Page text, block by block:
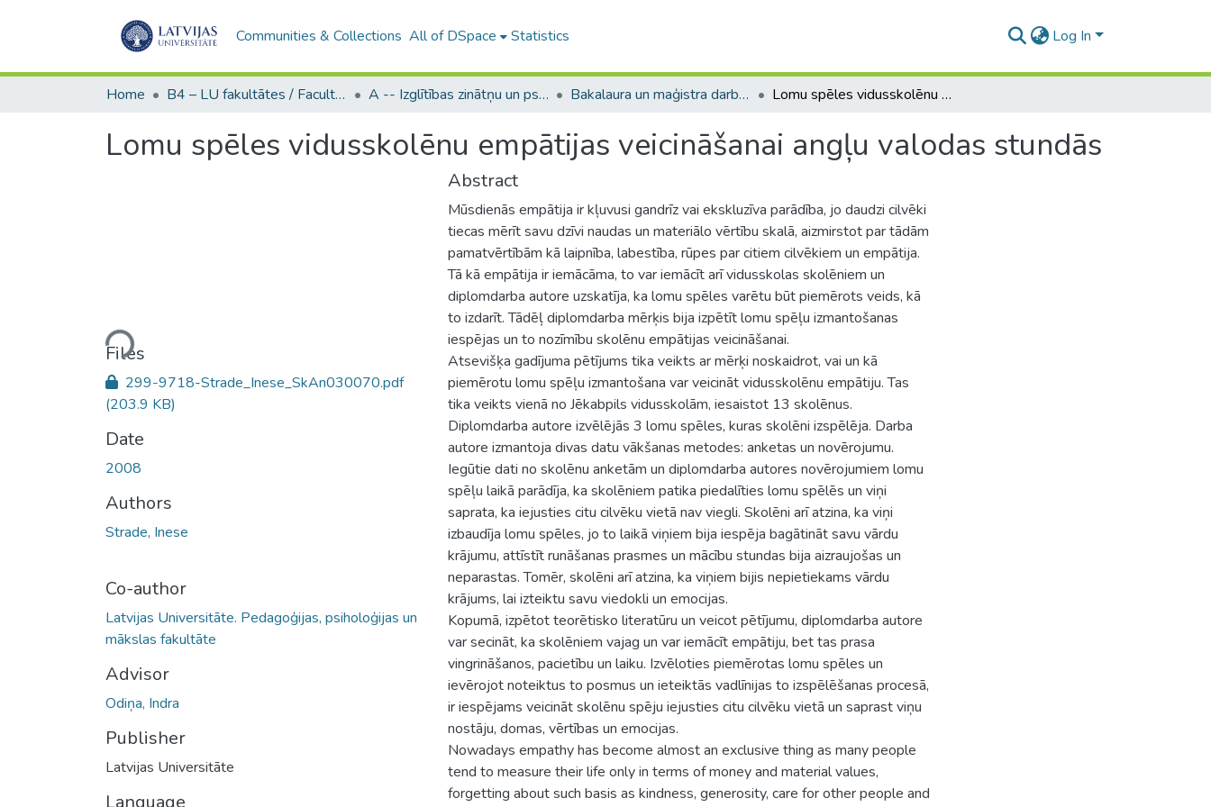
Communities & Collections All of DSpace Statistics Log In
Home B4 – LU fakultātes / Faculties of the UL A -- Izglītības zinātņu un psiholoģijas fakultāte / Faculty of Education Sciences and Psychology Bakalaura un maģistra darbi (PPMF) / Bachelor's and Master's theses Lomu spēles vidusskolēnu empātijas veicināšanai angļu valodas stundās
Lomu spēles vidusskolēnu empātijas veicināšanai angļu valodas stundās
Loading...
Files
299-9718-Strade_Inese_SkAn030070.pdf
(203.9 KB)
Date
2008
Authors
Strade, Inese
Co-author
Latvijas Universitāte. Pedagoģijas, psiholoģijas un
mākslas fakultāte
Advisor
Odiņa, Indra
Publisher
Latvijas Universitāte
Language
Abstract
Mūsdienās empātija ir kļuvusi gandrīz vai ekskluzīva parādība, jo daudzi cilvēki
tiecas mērīt savu dzīvi naudas un materiālo vērtību skalā, aizmirstot par tādām
pamatvērtībām kā laipnība, labestība, rūpes par citiem cilvēkiem un empātija.
Tā kā empātija ir iemācāma, to var iemācīt arī vidusskolas skolēniem un
diplomdarba autore uzskatīja, ka lomu spēles varētu būt piemērots veids, kā
to izdarīt. Tādēļ diplomdarba mērķis bija izpētīt lomu spēļu izmantošanas
iespējas un to nozīmību skolēnu empātijas veicināšanai.
Atsevišķa gadījuma pētījums tika veikts ar mērķi noskaidrot, vai un kā
piemērotu lomu spēļu izmantošana var veicināt vidusskolēnu empātiju. Tas
tika veikts vienā no Jēkabpils vidusskolām, iesaistot 13 skolēnus.
Diplomdarba autore izvēlējās 3 lomu spēles, kuras skolēni izspēlēja. Darba
autore izmantoja divas datu vākšanas metodes: anketas un novērojumu.
Iegūtie dati no skolēnu anketām un diplomdarba autores novērojumiem lomu
spēļu laikā parādīja, ka skolēniem patika piedalīties lomu spēlēs un viņi
saprata, ka iejusties citu cilvēku vietā nav viegli. Skolēni arī atzina, ka viņi
izbaudīja lomu spēles, jo to laikā viņiem bija iespēja bagātināt savu vārdu
krājumu, attīstīt runāšanas prasmes un mācību stundas bija aizraujošas un
neparastas. Tomēr, skolēni arī atzina, ka viņiem bijis nepietiekams vārdu
krājums, lai izteiktu savu viedokli un emocijas.
Kopumā, izpētot teorētisko literatūru un veicot pētījumu, diplomdarba autore
var secināt, ka skolēniem vajag un var iemācīt empātiju, bet tas prasa
vingrināšanos, pacietību un laiku. Izvēloties piemērotas lomu spēles un
ievērojot noteiktus to posmus un ieteiktās vadlīnijas to izspēlēšanas procesā,
ir iespējams veicināt skolēnu spēju iejusties citu cilvēku vietā un saprast viņu
nostāju, domas, vērtības un emocijas.
Nowadays empathy has become almost an exclusive thing as many people
tend to measure their life only in terms of money and material values,
forgetting about such basis as kindness, generosity, care for other people and